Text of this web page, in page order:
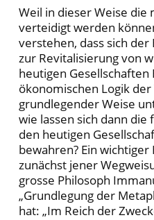
Weil in dieser Weise
verteidigt werden
verstehen, dass sich
zur Revitalisierung von
heutigen Gesellschaften
ökonomischen Logik
grundlegender Weise
wie lassen sich dann
den heutigen
bewahren? Ein wichtiger
zunächst jener
grosse Philosoph
„Grundlegung der
hat: „Im Reich der